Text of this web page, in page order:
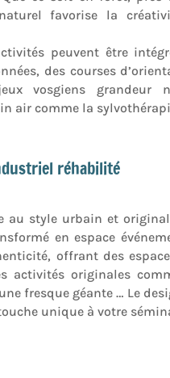
naturel favorise la
peuvent être
des courses
vosgiens grandeur
air comme la
réhabilité
au style urbain et
en espace
offrant des
activités originales
fresque géante … Le
unique à votre